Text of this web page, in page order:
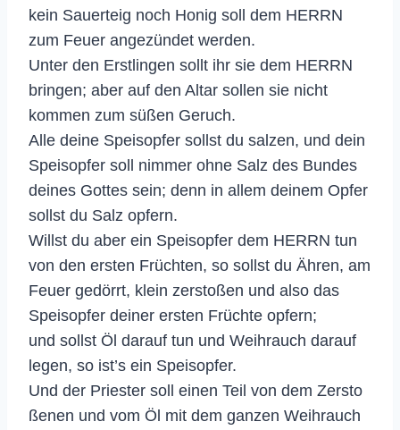
kein Sauerteig noch Honig soll dem HERRN
zum Feuer angezündet werden.
Unter den Erstlingen sollt ihr sie dem HERRN
bringen; aber auf den Altar sollen sie nicht
kommen zum süßen Geruch.
Alle deine Speisopfer sollst du salzen, und dein
Speisopfer soll nimmer ohne Salz des Bundes
deines Gottes sein; denn in allem deinem Opfer
sollst du Salz opfern.
Willst du aber ein Speisopfer dem HERRN tun
von den ersten Früchten, so sollst du Ähren, am
Feuer gedörrt, klein zerstoßen und also das
Speisopfer deiner ersten Früchte opfern;
und sollst Öl darauf tun und Weihrauch darauf
legen, so ist’s ein Speisopfer.
Und der Priester soll einen Teil von dem Zersto
ßenen und vom Öl mit dem ganzen Weihrauch